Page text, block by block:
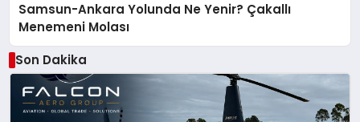
Samsun-Ankara Yolunda Ne Yenir? Çakallı
Menemeni Molası
Son Dakika